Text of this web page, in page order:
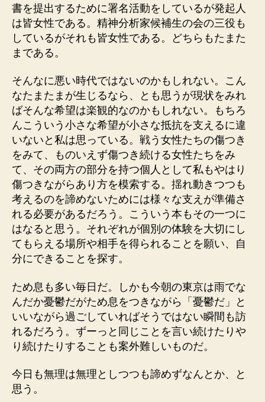
書を提出するために署名活動をしているが発起人
は皆女性である。精神分析家候補生の会の三役も
しているがそれも皆女性である。どちらもたまた
まである。
そんなに悪い時代ではないのかもしれない。こん
なたまたまが生じるなら、とも思うが現状をみれ
ばそんな希望は楽観的なのかもしれない。もちろ
んこういう小さな希望が小さな抵抗を支えるに違
いないと私は思っている。戦う女性たちの傷つき
をみて、ものいえず傷つき続ける女性たちをみ
て、その両方の部分を持つ個人として私もやはり
傷つきながらあり方を模索する。揺れ動きつつも
考えるのを諦めないためには様々な支えが準備さ
れる必要があるだろう。こういう本もその一つに
はなると思う。それぞれが個別の体験を大切にし
てもらえる場所や相手を得られることを願い、自
分にできることを探す。
ため息も多い毎日だ。しかも今朝の東京は雨でな
んだか憂鬱だがため息をつきながら「憂鬱だ」と
いいながら過ごしていればそうではない瞬間も訪
れるだろう。ずーっと同じことを言い続けたりや
り続けたりすることも案外難しいものだ。
今日も無理は無理としつつも諦めずなんとか、と
思う。